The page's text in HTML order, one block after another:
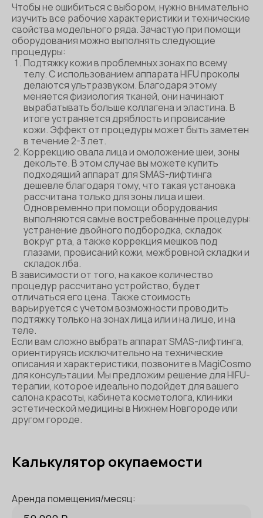
Чтобы не ошибиться с выбором, нужно внимательно
изучить все рабочие характеристики и технические
свойства модельного ряда. Зачастую при помощи
оборудования можно выполнять следующие
процедуры:
Подтяжку кожи в проблемных зонах по всему
телу. С использованием аппарата HIFU проколы
делаются ультразвуком. Благодаря этому
меняется физиология тканей, они начинают
вырабатывать больше коллагена и эластина. В
итоге устраняется дряблость и провисание
кожи. Эффект от процедуры может быть заметен
в течение 2-3 лет.
Коррекцию овала лица и омоложение шеи, зоны
декольте. В этом случае вы можете купить
подходящий аппарат для SMAS-лифтинга
дешевле благодаря тому, что такая установка
рассчитана только для зоны лица и шеи.
Одновременно при помощи оборудования
выполняются самые востребованные процедуры:
устранение двойного подбородка, складок
вокруг рта, а также коррекция мешков под
глазами, провисаний кожи, межбровной складки и
складок лба.
В зависимости от того, на какое количество
процедур рассчитано устройство, будет
отличаться его цена. Также стоимость
варьируется с учетом возможности проводить
подтяжку только на зонах лица или и на лице, и на
теле.
Если вам сложно выбрать аппарат SMAS-лифтинга,
ориентируясь исключительно на технические
описания и характеристики, позвоните в MagiCosmo
для консультации. Мы предложим решение для HIFU-
терапии, которое идеально подойдет для вашего
салона красоты, кабинета косметолога, клиники
эстетической медицины в Нижнем Новгороде или
другом городе.
Калькулятор окупаемости
Аренда помещения/месяц: